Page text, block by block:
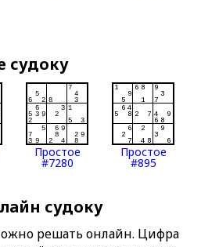
судоку
Простое
#7280
Простое
#895
судоку
решать онлайн. Цифра